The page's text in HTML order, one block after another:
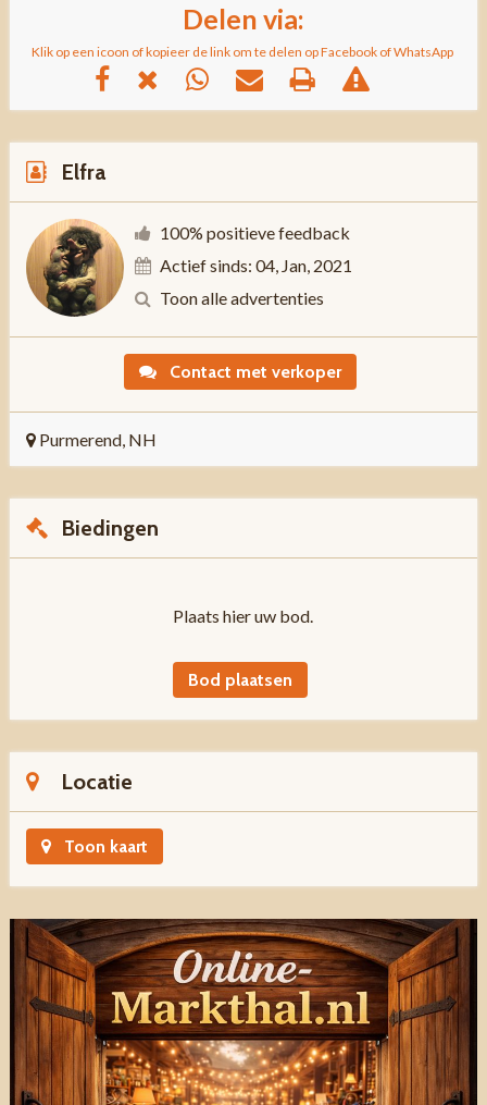
Delen via:
Klik op een icoon of kopieer de link om te delen op Facebook of WhatsApp
Elfra
100% positieve feedback
Actief sinds: 04, Jan, 2021
Toon alle advertenties
Contact met verkoper
Purmerend, NH
Biedingen
Plaats hier uw bod.
Bod plaatsen
Locatie
Toon kaart